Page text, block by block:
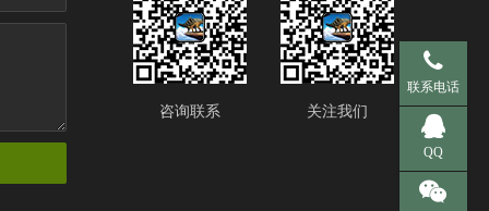
咨询联系 关注我们
联系电话
手机 137-
QQ
QQ